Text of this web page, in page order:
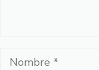
Nombre